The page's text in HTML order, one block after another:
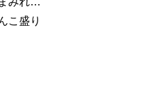
こ盛り